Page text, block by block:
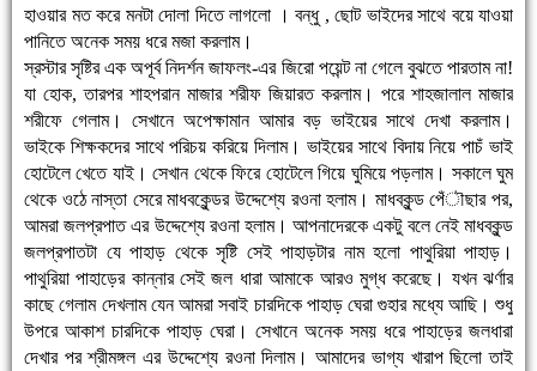
হাওয়ার মত করে মনটা দোলা দিতে লাগলো । বন্ধু , ছোট ভাইদের সাথে বয়ে যাওয়া
পানিতে অনেক সময় ধরে মজা করলাম।
স্রস্টার সৃষ্টির এক অপূর্ব নিদর্শন জাফলং-এর জিরো পয়েন্ট না গেলে বুঝতে পারতাম না!
যা হোক, তারপর শাহপরান মাজার শরীফ জিয়ারত করলাম। পরে শাহজালাল মাজার
শরীফে গেলাম। সেখানে অপেক্ষামান আমার বড় ভাইয়ের সাথে দেখা করলাম।
ভাইকে শিক্ষকদের সাথে পরিচয় করিয়ে দিলাম। ভাইয়ের সাথে বিদায় নিয়ে পাচঁ ভাই
হোটেলে খেতে যাই। সেখান থেকে ফিরে হোটেলে গিয়ে ঘুমিয়ে পড়লাম। সকালে ঘুম
থেকে ওঠে নাস্তা সেরে মাধবকুেন্ডর উদ্দেশ্যে রওনা হলাম। মাধবকুন্ড পেঁৗছার পর,
আমরা জলপ্রপাত এর উদ্দেশ্যে রওনা হলাম। আপনাদেরকে একটু বলে নেই মাধবকুন্ড
জলপ্রপাতটা যে পাহাড় থেকে সৃষ্টি সেই পাহাড়টার নাম হলো পাথুরিয়া পাহাড়।
পাথুরিয়া পাহাড়ের কান্নার সেই জল ধারা আমাকে আরও মুগ্ধ করেছে। যখন ঝর্ণার
কাছে গেলাম দেখলাম যেন আমরা সবাই চারদিকে পাহাড় ঘেরা গুহার মধ্যে আছি। শুধু
উপরে আকাশ চারদিকে পাহাড় ঘেরা। সেখানে অনেক সময় ধরে পাহাড়ের জলধারা
দেখার পর শ্রীমঙ্গল এর উদ্দেশ্যে রওনা দিলাম। আমাদের ভাগ্য খারাপ ছিলো তাই